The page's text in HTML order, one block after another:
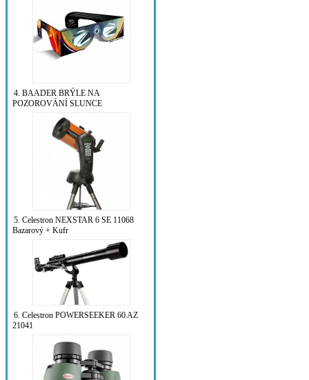
4. BAADER BRÝLE NA
POZOROVÁNÍ SLUNCE
5. Celestron NEXSTAR 6 SE 11068
Bazarový + Kufr
6. Celestron POWERSEEKER 60 AZ
21041